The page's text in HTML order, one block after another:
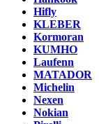
Hifly
KLEBER
Kormoran
KUMHO
Laufenn
MATADOR
Michelin
Nexen
Nokian